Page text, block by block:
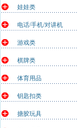
娃娃类
电话/手机/对讲机
游戏类
棋牌类
体育用品
钥匙扣类
搪胶玩具